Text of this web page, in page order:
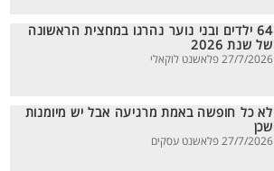
64 ילדים ובני נוער נהרגו במחצית הראשונה
של שנת 2026
27/7/2026 פלאשנט לוקאלי
לא כל חופשה באמת מרגיעה אבל יש מיומנות
שכן
27/7/2026 פלאשנט עסקים